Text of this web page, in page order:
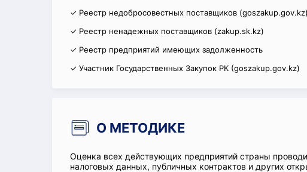
✓ Реестр недобросовестных поставщиков (goszakup.gov.kz)
✓ Реестр ненадежных поставщиков (zakup.sk.kz)
✓ Реестр предприятий имеющих задолженность
✓ Участник Государственных Закупок РК (goszakup.gov.kz)
О МЕТОДИКЕ
Оценка всех действующих предприятий страны
налоговых данных, публичных контрактов и других